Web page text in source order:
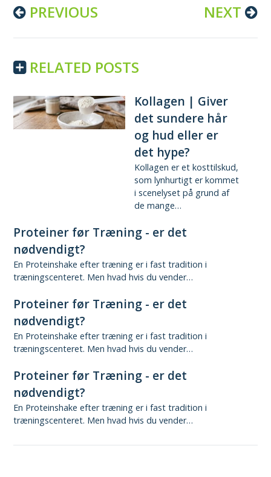
Continue
Reading
PREVIOUS NEXT
RELATED POSTS
Kollagen | Giver
det sundere hår
og hud eller er
det hype?
Kollagen er et kosttilskud,
som lynhurtigt er kommet
i scenelyset på grund af
de mange…
Proteiner før Træning - er det
nødvendigt?
En Proteinshake efter træning er i fast tradition i
træningscenteret. Men hvad hvis du vender…
Proteiner før Træning - er det
nødvendigt?
En Proteinshake efter træning er i fast tradition i
træningscenteret. Men hvad hvis du vender…
Proteiner før Træning - er det
nødvendigt?
En Proteinshake efter træning er i fast tradition i
træningscenteret. Men hvad hvis du vender…